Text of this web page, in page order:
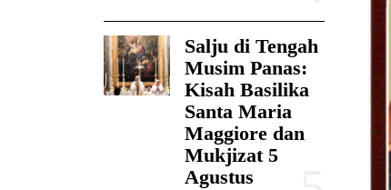
Salju di Tengah
Musim Panas:
Kisah Basilika
Santa Maria
Maggiore dan
Mukjizat 5
Agustus